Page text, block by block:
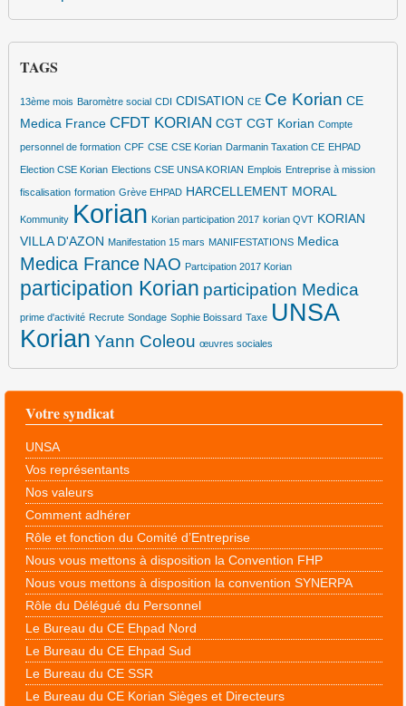
TAGS
13ème mois Baromètre social CDI CDISATION CE Ce Korian CE
Medica France CFDT KORIAN CGT CGT Korian Compte
personnel de formation CPF CSE CSE Korian Darmanin Taxation CE EHPAD
Election CSE Korian Elections CSE UNSA KORIAN Emplois Entreprise à mission
fiscalisation formation Grève EHPAD HARCELLEMENT MORAL
Kommunity Korian Korian participation 2017 korian QVT KORIAN
VILLA D'AZON Manifestation 15 mars MANIFESTATIONS Medica
Medica France NAO Partcipation 2017 Korian
participation Korian participation Medica
prime d'activité Recrute Sondage Sophie Boissard Taxe UNSA
Korian Yann Coleou œuvres sociales
Votre syndicat
UNSA
Vos représentants
Nos valeurs
Comment adhérer
Rôle et fonction du Comité d’Entreprise
Nous vous mettons à disposition la Convention FHP
Nous vous mettons à disposition la convention SYNERPA
Rôle du Délégué du Personnel
Le Bureau du CE Ehpad Nord
Le Bureau du CE Ehpad Sud
Le Bureau du CE SSR
Le Bureau du CE Korian Sièges et Directeurs